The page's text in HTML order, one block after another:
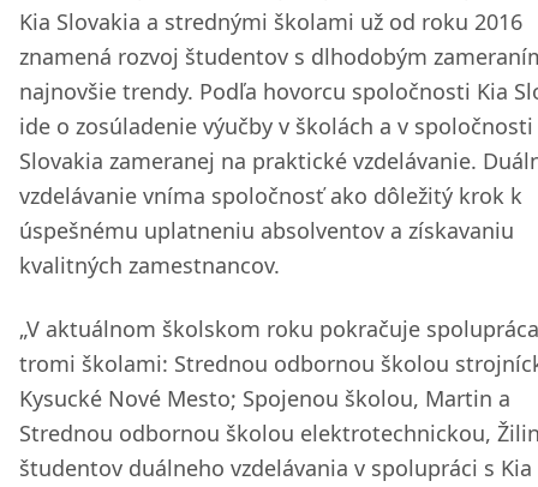
Kia Slovakia a strednými školami už od roku 2016
znamená rozvoj študentov s dlhodobým
najnovšie trendy. Podľa hovorcu spoločnosti Kia
ide o zosúladenie výučby v školách a v spoločnosti
Slovakia zameranej na praktické vzdelávanie.
vzdelávanie vníma spoločnosť ako dôležitý krok k
úspešnému uplatneniu absolventov a získavaniu
kvalitných zamestnancov.
„V aktuálnom školskom roku pokračuje
tromi školami: Strednou odbornou školou
Kysucké Nové Mesto; Spojenou školou, Martin a
Strednou odbornou školou elektrotechnickou,
študentov duálneho vzdelávania v spolupráci s Kia